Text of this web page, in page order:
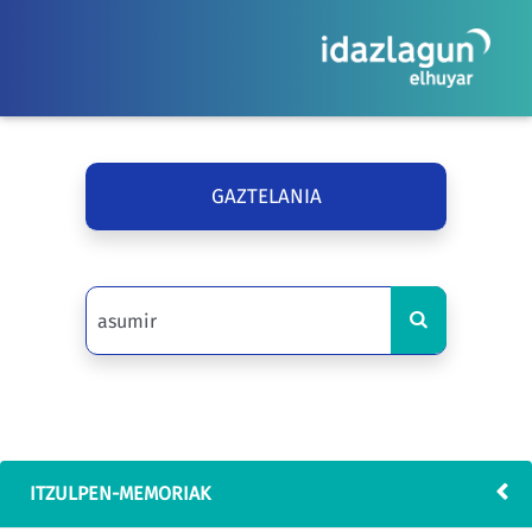
GAZTELANIA
ITZULPEN-MEMORIAK